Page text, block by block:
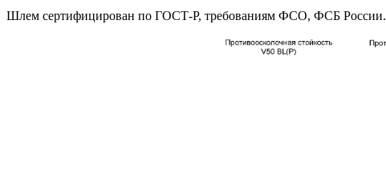
Шлем сертифицирован по ГОСТ-Р, требованиям ФСО, ФСБ России.